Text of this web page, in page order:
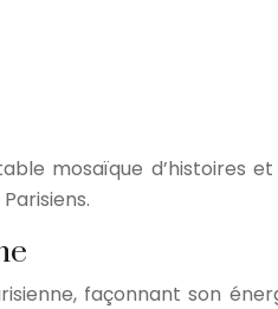
mosaïque d’histoires
façonnant son